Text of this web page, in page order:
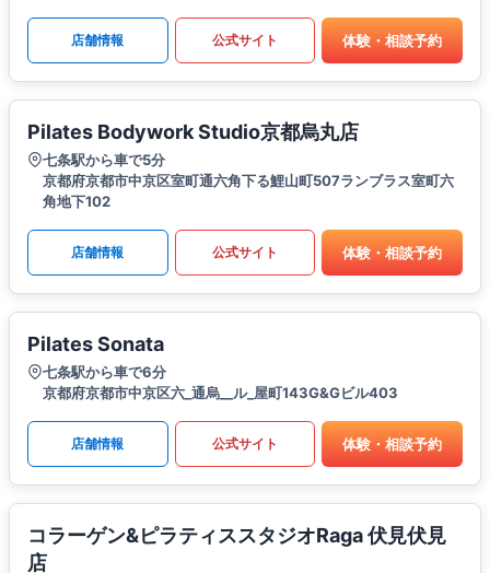
店舗情報 公式サイト 体験・相談予約
Pilates Bodywork Studio京都烏丸店
七条駅から車で5分
京都府京都市中京区室町通六角下る鯉山町507ランブラス室町六
角地下102
店舗情報 公式サイト 体験・相談予約
Pilates Sonata
七条駅から車で6分
京都府京都市中京区六_通烏__ル_屋町143G&Gビル403
店舗情報 公式サイト 体験・相談予約
コラーゲン&ピラティススタジオRaga 伏見伏見
店